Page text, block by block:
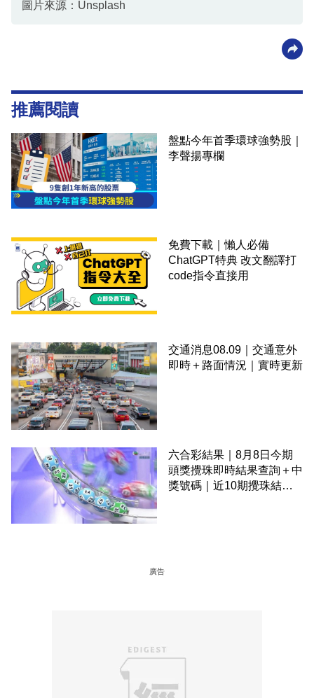
圖片來源：Unsplash
推薦閱讀
盤點今年首季環球強勢股｜
李聲揚專欄
免費下載｜懶人必備
ChatGPT特典 改文翻譯打
code指令直接用
交通消息08.09｜交通意外
即時＋路面情況｜實時更新
六合彩結果｜8月8日今期
頭獎攪珠即時結果查詢＋中
獎號碼｜近10期攪珠結果
廣告